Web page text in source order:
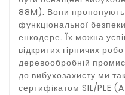
88M). Вони
функціональної
енкодере. Їх можна
відкритих гірничих
деревообробній
до вибухозахисту ми
сертифікатом SIL/PLE